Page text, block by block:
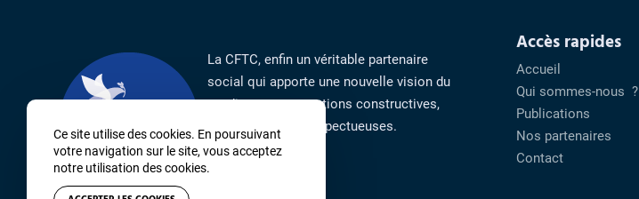
La CFTC, enfin un véritable partenaire
social qui apporte une nouvelle vision du
syndicat par ses actions constructives,
responsables et respectueuses.
Accès rapides
Accueil
Qui sommes-nous ?
Publications
Nos partenaires
Contact
Ce site utilise des cookies. En poursuivant
votre navigation sur le site, vous acceptez
notre utilisation des cookies.